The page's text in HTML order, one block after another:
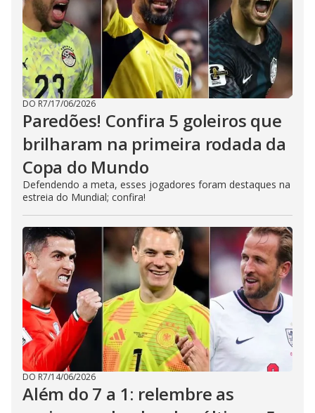
DO R7/17/06/2026
Paredões! Confira 5 goleiros que
brilharam na primeira rodada da
Copa do Mundo
Defendendo a meta, esses jogadores foram destaques na
estreia do Mundial; confira!
DO R7/14/06/2026
Além do 7 a 1: relembre as